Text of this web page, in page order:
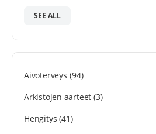
SEE ALL
Aivoterveys (94)
Arkistojen aarteet (3)
Hengitys (41)